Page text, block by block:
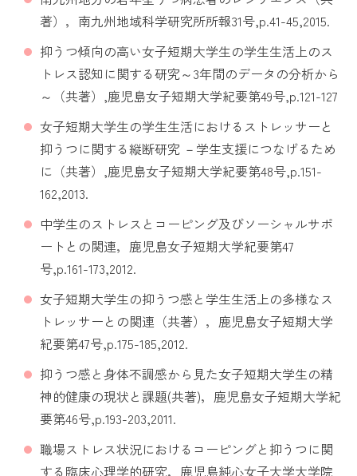
著），南九州地域科学研究所所報31号,p.41-45,2015.
抑うつ傾向の高い女子短期大学生の学生生活上のス
トレス認知に関する研究～3年間のデータの分析から
～（共著）,鹿児島女子短期大学紀要第49号,p.121-127
女子短期大学生の学生生活におけるストレッサーと
抑うつに関する縦断研究 －学生支援につなげるため
に（共著）,鹿児島女子短期大学紀要第48号,p.151-
162,2013.
中学生のストレスとコーピング及びソーシャルサポ
ートとの関連，鹿児島女子短期大学紀要第47
号,p.161-173,2012.
女子短期大学生の抑うつ感と学生生活上の多様なス
トレッサーとの関連（共著），鹿児島女子短期大学
紀要第47号,p.175-185,2012.
抑うつ感と身体不調感から見た女子短期大学生の精
神的健康の現状と課題(共著)，鹿児島女子短期大学紀
要第46号,p.193-203,2011.
職場ストレス状況におけるコーピングと抑うつに関
する臨床心理学的研究，鹿児島純心女子大学大学院